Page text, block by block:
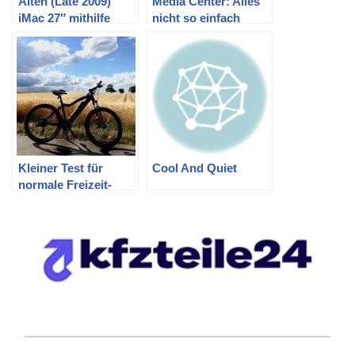
iMac 27″ mithilfe
einer SSD schneller
machen
nicht so einfach
Kleiner Test für
normale Freizeit-
Cool And Quiet